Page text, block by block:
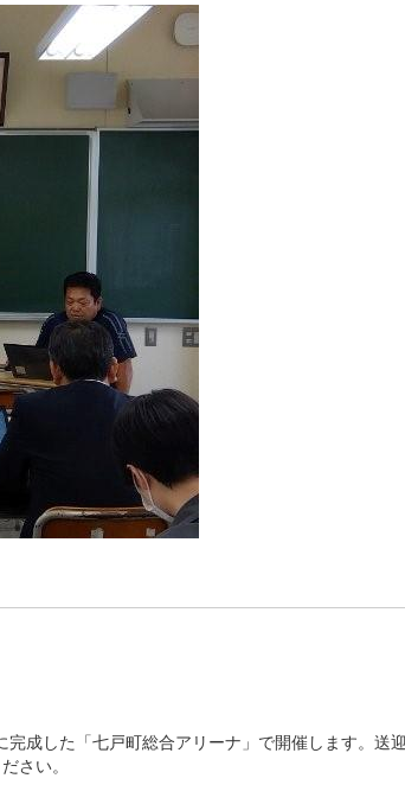
成した「七戸町総合アリーナ」で開催します。送
さい。